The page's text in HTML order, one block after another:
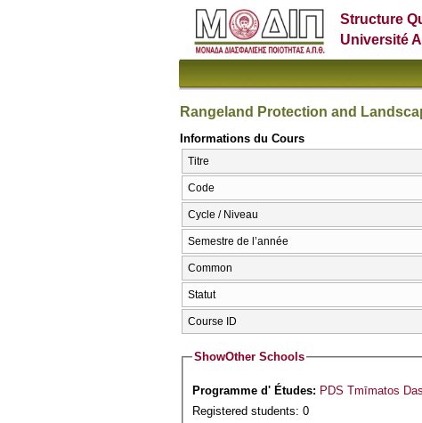
Structure
Université
Rangeland Protection and
Informations du Cours
Titre
Code
Cycle / Niveau
Semestre de l’année
Common
Statut
Course ID
ShowOther Schools
Programme d' Études: PDS Tmīmatos
Registered students: 0